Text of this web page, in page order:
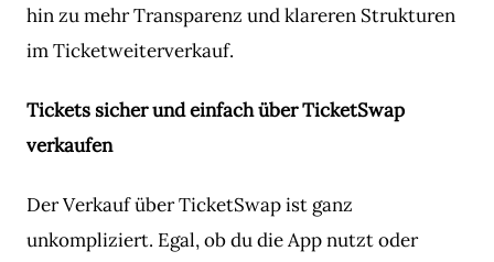
hin zu mehr Transparenz und klareren Strukturen
im Ticketweiterverkauf.
Tickets sicher und einfach über TicketSwap
verkaufen
Der Verkauf über TicketSwap ist ganz
unkompliziert. Egal, ob du die App nutzt oder